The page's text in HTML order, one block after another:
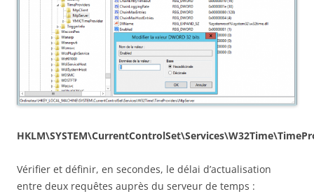
Vérifier et définir, en secondes, le délai d’actualisation
entre deux requêtes auprès du serveur de temps :